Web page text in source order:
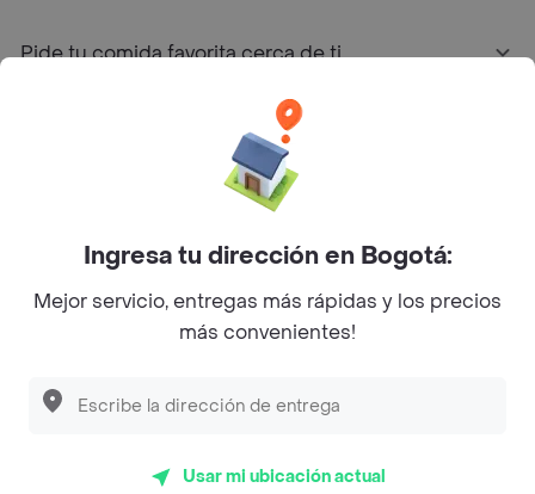
Pide tu comida favorita cerca de ti
Sobre Rappi
Facebook
Twitter
Instagram
©2026Rappi Inc. All rights reserved.
Ingresa tu dirección en Bogotá:
Mejor servicio, entregas más rápidas y los precios
más convenientes!
Usar mi ubicación actual